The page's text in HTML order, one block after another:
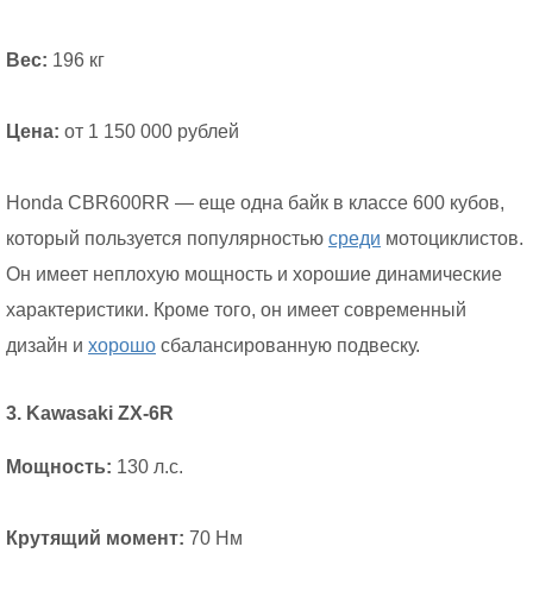
Вес: 196 кг
Цена: от 1 150 000 рублей
Honda CBR600RR — еще одна байк в классе 600 кубов,
который пользуется популярностью среди мотоциклистов.
Он имеет неплохую мощность и хорошие динамические
характеристики. Кроме того, он имеет современный
дизайн и хорошо сбалансированную подвеску.
3. Kawasaki ZX-6R
Мощность: 130 л.с.
Крутящий момент: 70 Нм